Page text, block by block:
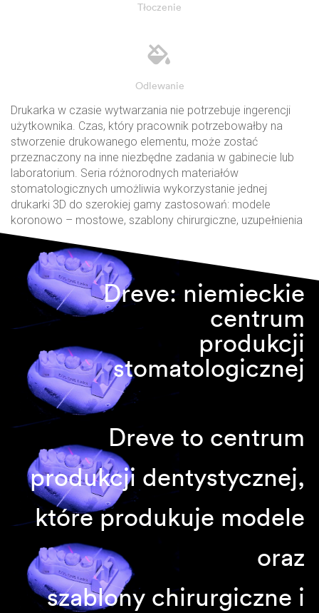
Tłoczenie
Odlewanie
Drukarka w czasie wytwarzania nie potrzebuje ingerencji
użytkownika. Czas, który pracownik potrzebowałby na
stworzenie drukowanego elementu, może zostać
przeznaczony na inne niezbędne zadania w gabinecie lub
laboratorium. Seria różnorodnych materiałów
stomatologicznych umożliwia wykorzystanie jednej
drukarki 3D do szerokiej gamy zastosowań: modele
koronowo – mostowe, szablony chirurgiczne, uzupełnienia
protetyczne, szyny i aparaty retencyjne, modele
ortodontyczne.
Dreve: niemieckie
centrum
produkcji
stomatologicznej
Dreve to centrum
produkcji dentystycznej,
które produkuje modele
oraz
szablony chirurgiczne i